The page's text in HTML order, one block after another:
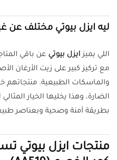
ليه ايزل بيوتي مختلف عن
اللي يميزايزل بيوتي
مع تركيز كبير على زيت الأرغان
والماسكات الطبيعية. منتجاتهم
الضارة، وهذا يخليها الخيار
بطريقة آمنة وصحية وبعناصر
منتجات ايزل بيوتي